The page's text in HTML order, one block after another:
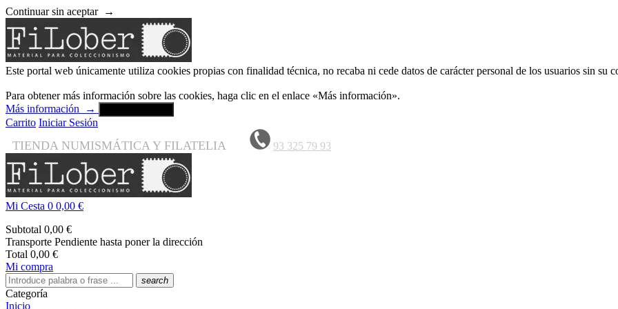
Continuar sin aceptar →
Este portal web únicamente utiliza cookies propias con finalidad técnica, no recaba ni cede datos de carácter personal de los usuarios sin su
Para obtener más información sobre las cookies, haga clic en el enlace «Más información».
Más información
→
Carrito Iniciar Sesión
TIENDA NUMISMÁTICA Y FILATELIA 93 325 79 93
Mi Cesta 0 0,00 €
Subtotal 0,00 €
Transporte Pendiente hasta poner la dirección
Total 0,00 €
Mi compra
search
Categoría
Inicio